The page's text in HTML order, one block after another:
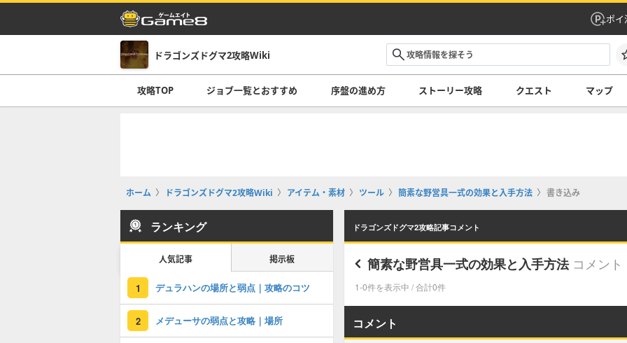
ポイ
ドラゴンズドグマ2攻略Wiki
攻略TOP ジョブ一覧とおすすめ 序盤の進め方 ストーリー攻略 クエスト マップ
ホーム ドラゴンズドグマ2攻略Wiki アイテム・素材 ツール 簡素な野営具一式の効果と入手方法 書き込み
ドラゴンズドグマ2攻略記事コメント
簡素な野営具一式の効果と入手方法 コメント
1-0件を表示中 / 合計0件
コメント
ランキング
人気記事 掲示板
1 デュラハンの場所と弱点｜攻略のコツ
2 メデューサの弱点と攻略｜場所